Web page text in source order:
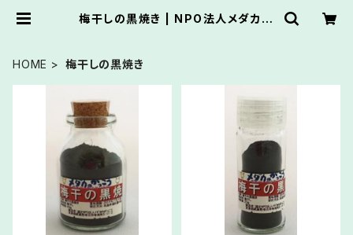
梅干しの黒焼き | NPO法人メダカの
HOME 梅干しの黒焼き